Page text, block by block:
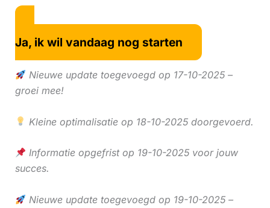
Ja, ik wil vandaag nog starten
Nieuwe update toegevoegd op 17-10-2025 –
groei mee!
Kleine optimalisatie op 18-10-2025 doorgevoerd.
Informatie opgefrist op 19-10-2025 voor jouw
succes.
Nieuwe update toegevoegd op 19-10-2025 –